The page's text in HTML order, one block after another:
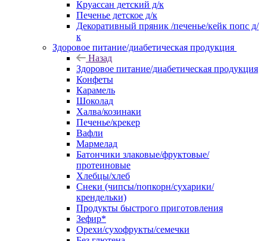
Круассан детский д/к
Печенье детское д/к
Декоративный пряник /печенье/кейк попс д/
к
Здоровое питание/диабетическая продукция
Назад
Здоровое питание/диабетическая продукция
Конфеты
Карамель
Шоколад
Халва/козинаки
Печенье/крекер
Вафли
Мармелад
Батончики злаковые/фруктовые/
протеиновые
Хлебцы/хлеб
Снеки (чипсы/попкорн/сухарики/
крендельки)
Продукты быстрого приготовления
Зефир*
Орехи/сухофрукты/семечки